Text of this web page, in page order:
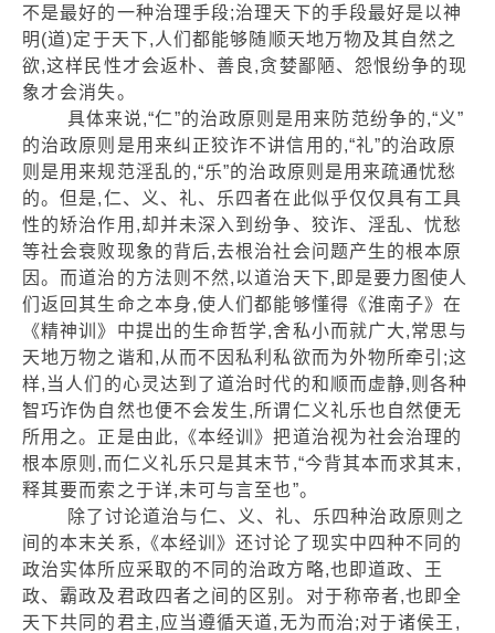
不是最好的一种治理手段;治理天下的手段最好是以神
明(道)定于天下,人们都能够随顺天地万物及其自然之
欲,这样民性才会返朴、善良,贪婪鄙陋、怨恨纷争的现
象才会消失。
具体来说,“仁”的治政原则是用来防范纷争的,“义”
的治政原则是用来纠正狡诈不讲信用的,“礼”的治政原
则是用来规范淫乱的,“乐”的治政原则是用来疏通忧愁
的。但是,仁、义、礼、乐四者在此似乎仅仅具有工具
性的矫治作用,却并未深入到纷争、狡诈、淫乱、忧愁
等社会衰败现象的背后,去根治社会问题产生的根本原
因。而道治的方法则不然,以道治天下,即是要力图使人
们返回其生命之本身,使人们都能够懂得《淮南子》在
《精神训》中提出的生命哲学,舍私小而就广大,常思与
天地万物之谐和,从而不因私利私欲而为外物所牵引;这
样,当人们的心灵达到了道治时代的和顺而虚静,则各种
智巧诈伪自然也便不会发生,所谓仁义礼乐也自然便无
所用之。正是由此,《本经训》把道治视为社会治理的
根本原则,而仁义礼乐只是其末节,“今背其本而求其末,
释其要而索之于详,未可与言至也”。
除了讨论道治与仁、义、礼、乐四种治政原则之
间的本末关系,《本经训》还讨论了现实中四种不同的
政治实体所应采取的不同的治政方略,也即道政、王
政、霸政及君政四者之间的区别。对于称帝者,也即全
天下共同的君主,应当遵循天道,无为而治;对于诸侯王,